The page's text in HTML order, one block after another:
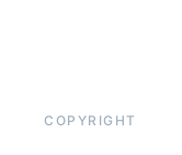
COPYRIGHT